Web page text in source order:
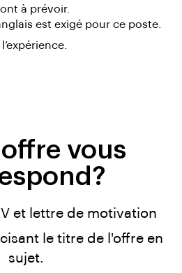
à prévoir.
est exigé pour ce poste.
vous
et lettre de motivation
le titre de l'offre en
sujet.